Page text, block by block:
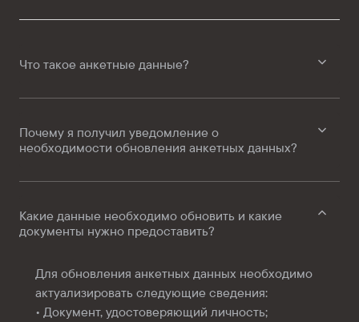
Что такое анкетные данные?
Почему я получил уведомление о
необходимости обновления анкетных данных?
Какие данные необходимо обновить и какие
документы нужно предоставить?
Для обновления анкетных данных необходимо
актуализировать следующие сведения:
• Документ, удостоверяющий личность;